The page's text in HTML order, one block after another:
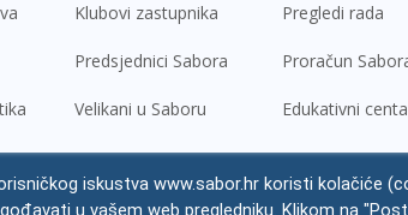
Klubovi zastupnika
Predsjednici Sabora
Velikani u Saboru
Pregledi rada
Proračun
Edukativni
Pravne napomene Izjava o
iskustva www.sabor.hr koristi kolačiće
u vašem web pregledniku. Klikom na